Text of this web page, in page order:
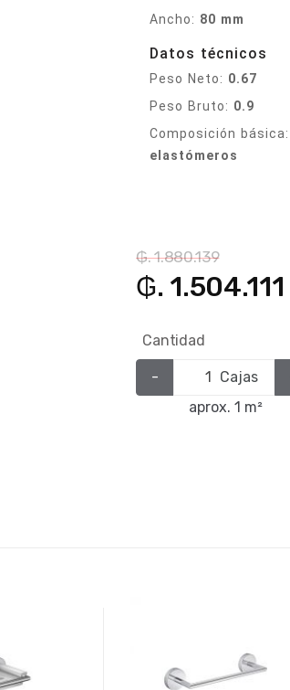
Ancho: 80 mm
Datos técnicos
Peso Neto: 0.67
Peso Bruto: 0.9
Composición básica:
elastómeros
₲. 1.880.139
₲. 1.504.111
Cantidad
- Cajas
aprox. 1 m²